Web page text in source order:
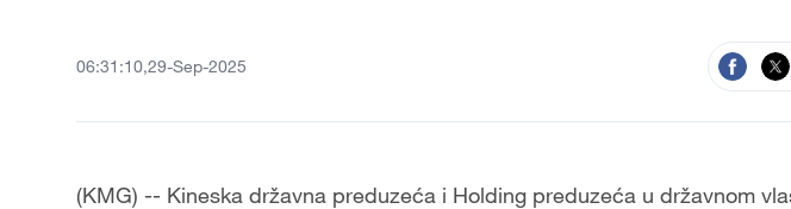
06:31:10,29-Sep-2025
(KMG) -- Kineska državna preduzeća i Holding preduzeća u državnom